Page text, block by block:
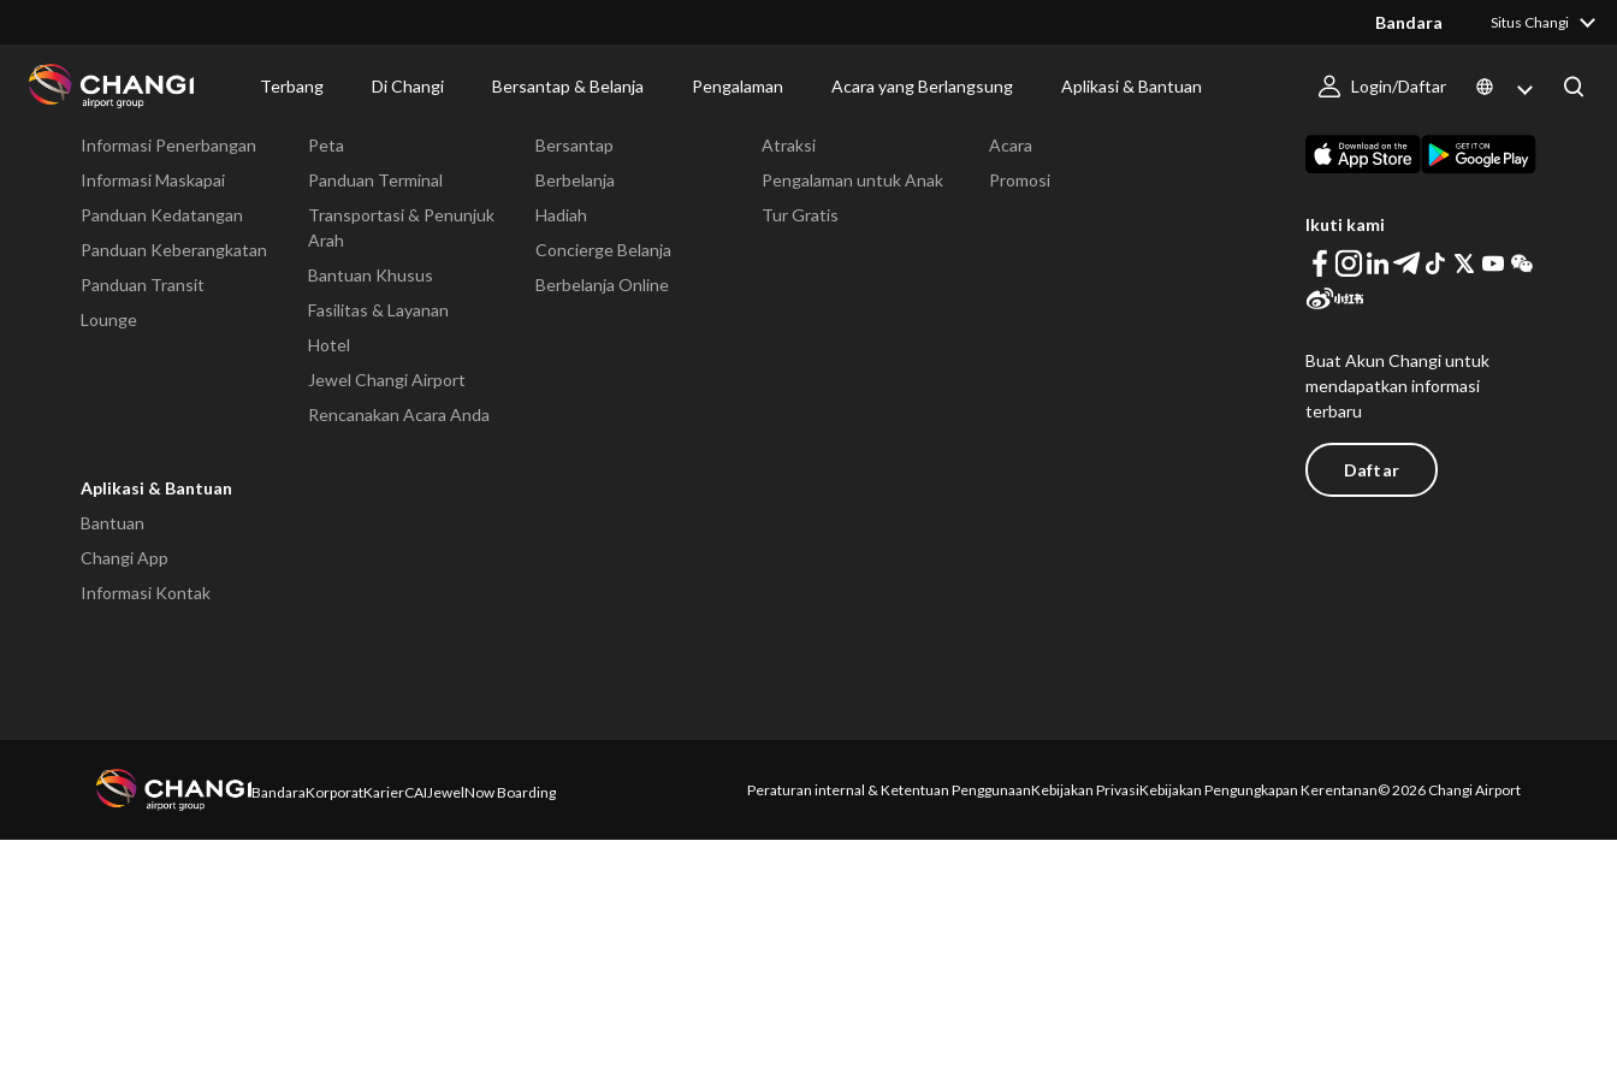
Bandara Situs Changi
Terbang Di Changi Bersantap & Belanja Pengalaman Acara yang Berlangsung Aplikasi & Bantuan Login/Daftar
Changi
Terbang
Informasi Penerbangan
Informasi Maskapai
Panduan Kedatangan
Panduan Keberangkatan
Panduan Transit
Lounge
Peta
Panduan Terminal
Transportasi & Penunjuk
Arah
Bantuan Khusus
Fasilitas & Layanan
Hotel
Jewel Changi Airport
Rencanakan Acara Anda
Bersantap
Berbelanja
Hadiah
Concierge Belanja
Berbelanja Online
Atraksi
Pengalaman untuk Anak
Tur Gratis
Acara
Promosi
Aplikasi & Bantuan
Bantuan
Changi App
Informasi Kontak
Ikuti kami
Buat Akun Changi untuk
mendapatkan informasi
terbaru
Daftar
BandaraKorporatKarierCAIJewelNow Boarding Peraturan internal & Ketentuan PenggunaanKebijakan PrivasiKebijakan Pengungkapan Kerentanan© 2026 Changi Airport